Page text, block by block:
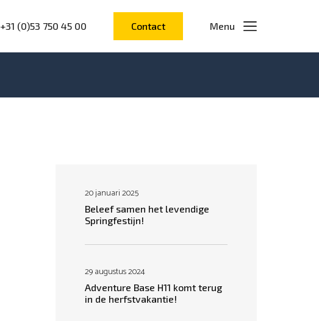
+31 (0)53 750 45 00 Contact Menu
20 januari 2025
Beleef samen het levendige
Springfestijn!
29 augustus 2024
Adventure Base H11 komt terug
in de herfstvakantie!